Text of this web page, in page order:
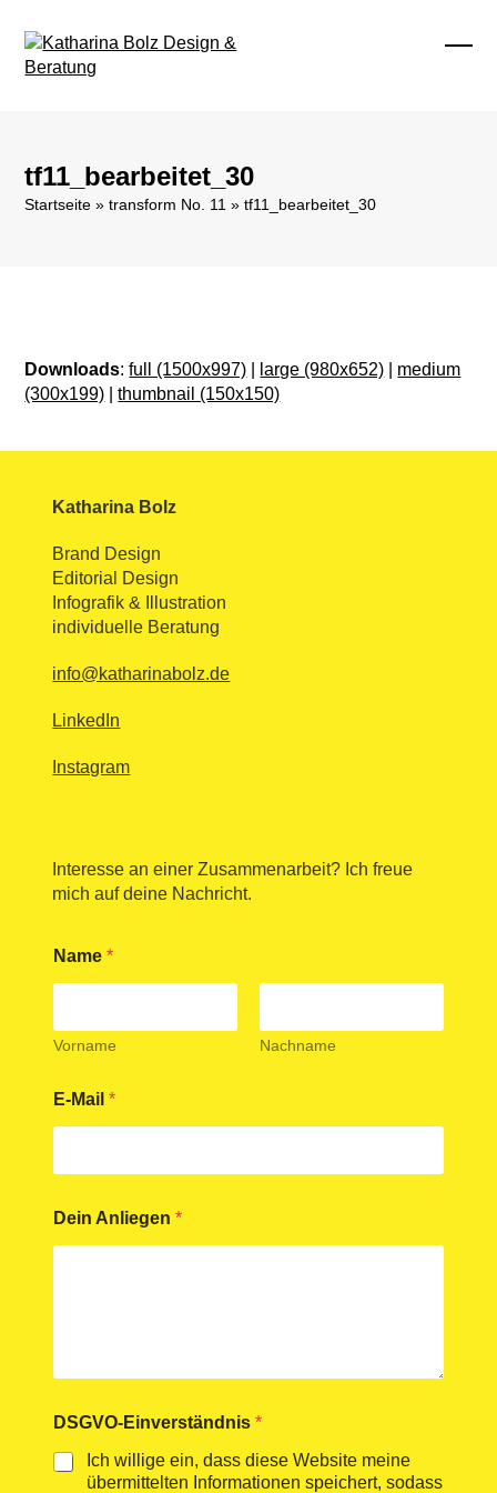
content
tf11_bearbeitet_30
Startseite »transform No. 11 »tf11_bearbeitet_30
Downloads:full (1500x997) large (980x652)
medium
(300x199) |thumbnail (150x150)
Katharina Bolz
Brand Design
Editorial Design
Infografik & Illustration
individuelle Beratung
info@katharinabolz.de
LinkedIn
Instagram
Interesse an einer Zusammenarbeit? Ich freue
mich auf deine Nachricht.
-
M
l
n
l
e
e
Name*
Vorname Nachname
E-Mail*
Dein Anliegen*
DSGVO-Einverständnis*
Ich willige ein, dass diese Website meine
übermittelten Informationen speichert, sodass